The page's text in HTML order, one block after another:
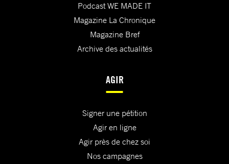
Podcast WE MADE IT
Magazine La Chronique
Magazine Bref
Archive des actualités
AGIR
Signer une pétition
Agir en ligne
Agir près de chez soi
Nos campagnes